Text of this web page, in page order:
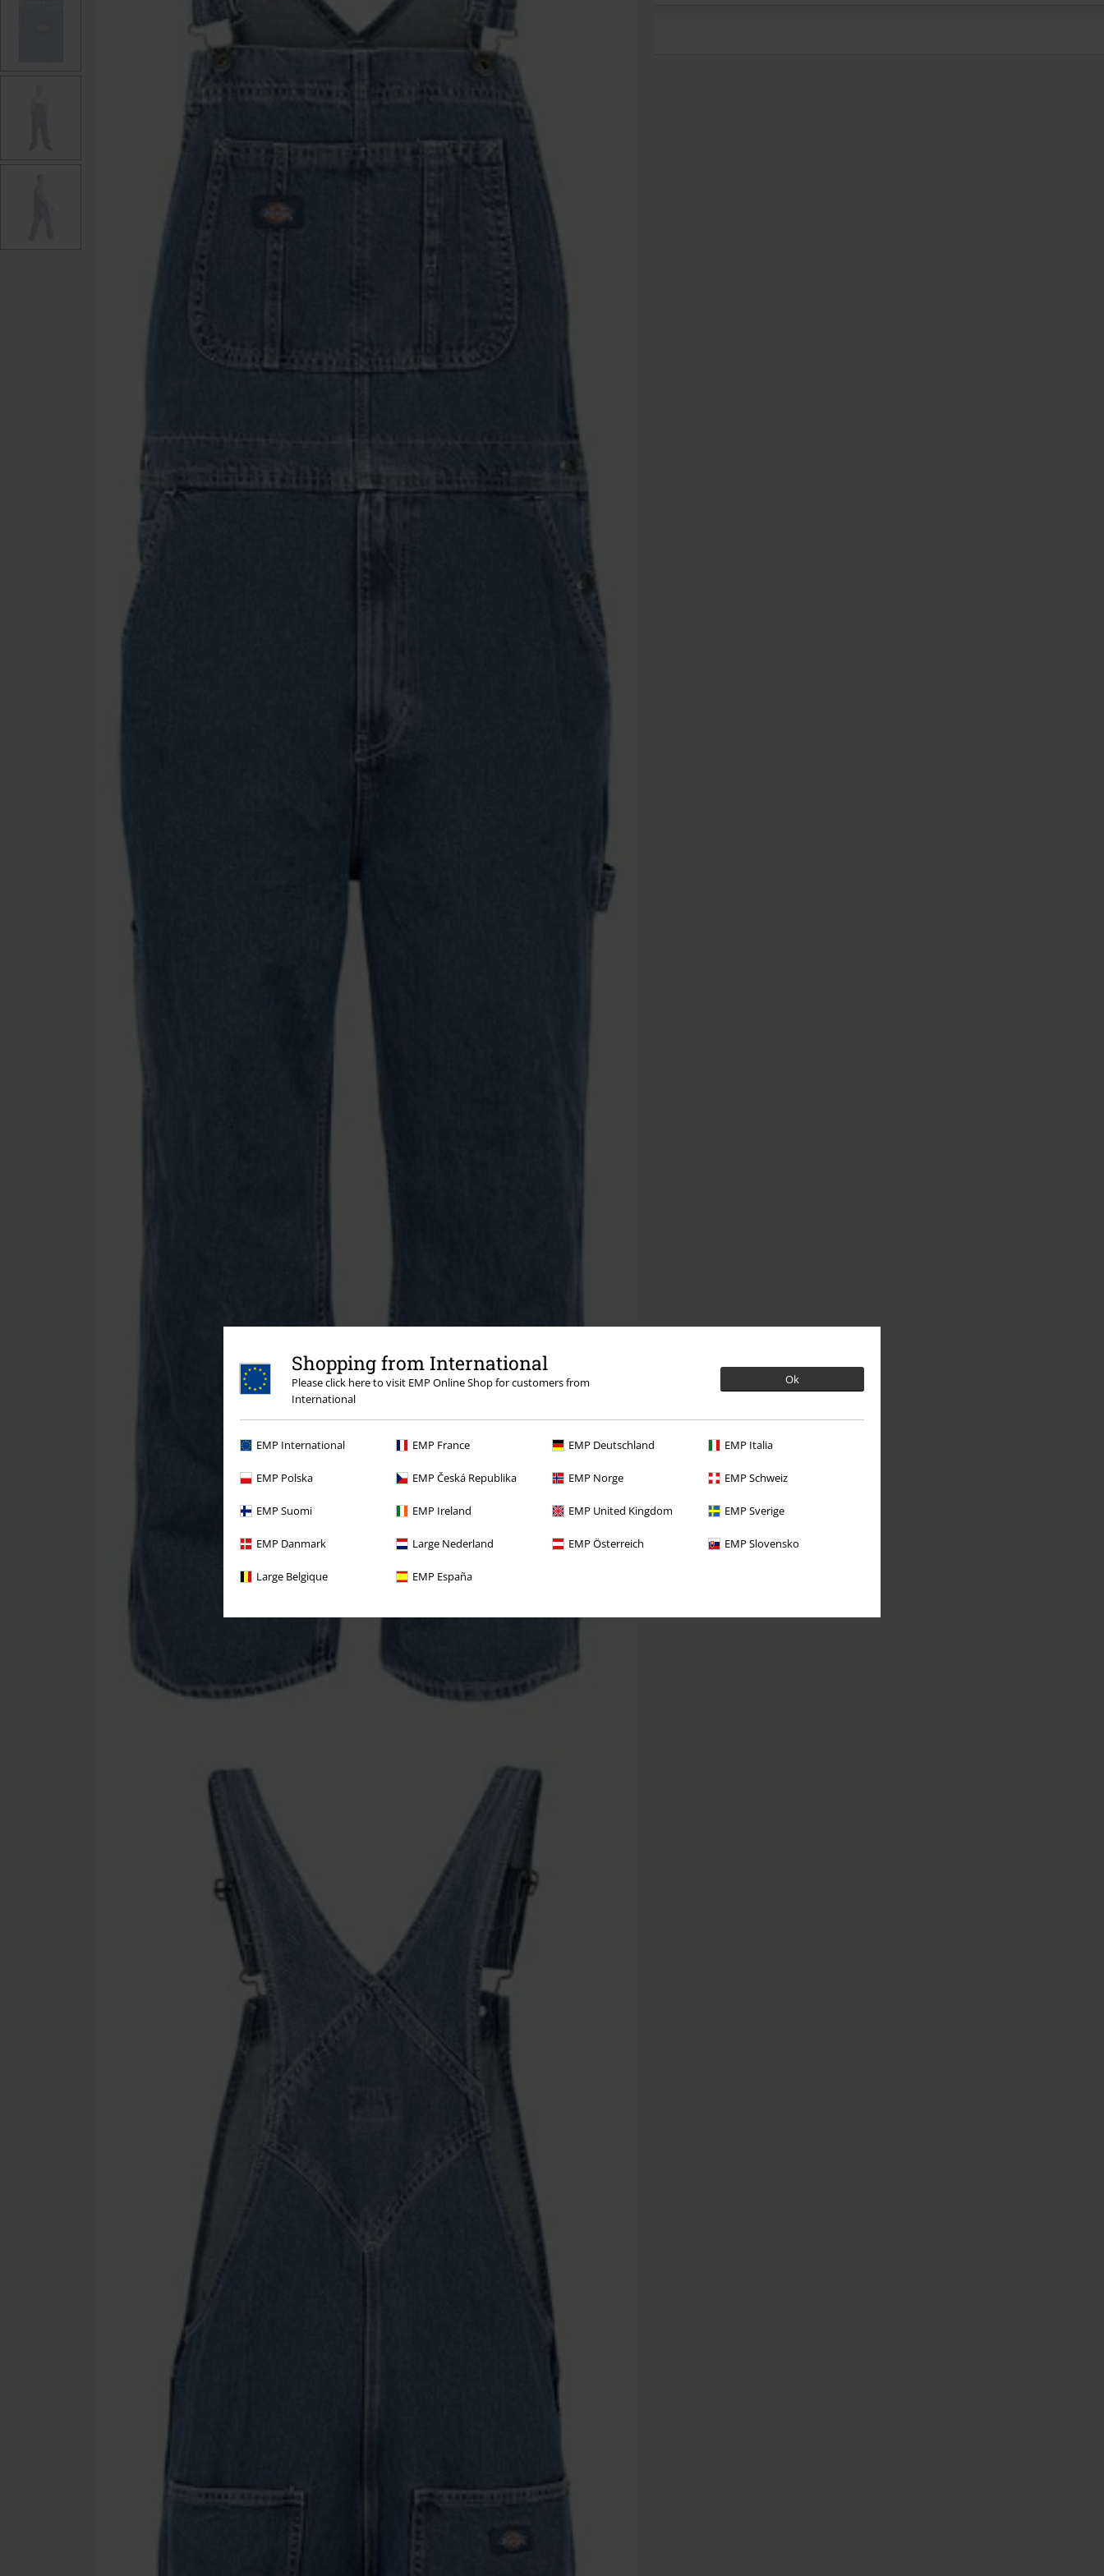
Shopping from International
Please click here to visit EMP Online Shop for customers from
International
Ok
EMP International EMP France EMP Deutschland EMP Italia
EMP Polska EMP Česká Republika EMP Norge EMP Schweiz
EMP Suomi EMP Ireland EMP United Kingdom EMP Sverige
EMP Danmark Large Nederland EMP Österreich EMP Slovensko
Large Belgique EMP España